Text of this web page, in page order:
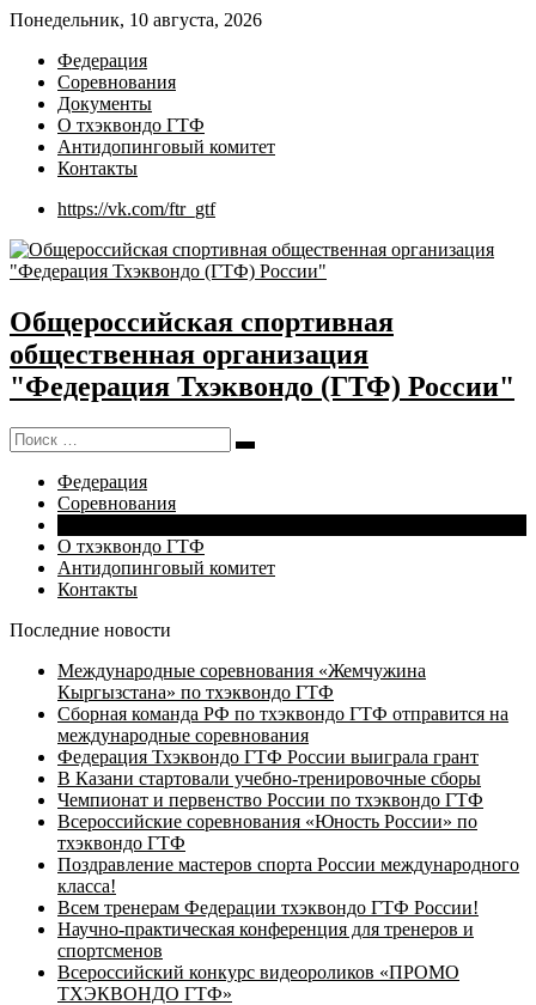
Понедельник, 10 августа, 2026
Федерация
Соревнования
Документы
О тхэквондо ГТФ
Антидопинговый комитет
Контакты
https://vk.com/ftr_gtf
Общероссийская спортивная
общественная организация
"Федерация Тхэквондо (ГТФ) России"
Поиск:
Поиск
Федерация
Соревнования
О тхэквондо ГТФ
Антидопинговый комитет
Контакты
Последние новости
Международные соревнования «Жемчужина
Кыргызстана» по тхэквондо ГТФ
Сборная команда РФ по тхэквондо ГТФ отправится на
международные соревнования
Федерация Тхэквондо ГТФ России выиграла грант
В Казани стартовали учебно-тренировочные сборы
Чемпионат и первенство России по тхэквондо ГТФ
Всероссийские соревнования «Юность России» по
тхэквондо ГТФ
Поздравление мастеров спорта России международного
класса!
Всем тренерам Федерации тхэквондо ГТФ России!
Научно-практическая конференция для тренеров и
спортсменов
Всероссийский конкурс видеороликов «ПРОМО
ТХЭКВОНДО ГТФ»